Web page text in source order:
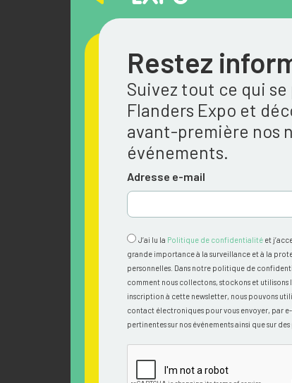
Restez
Suivez tout ce qui se
Flanders Expo et
avant-première nos
événements.
Adresse e-mail
J’ai lu la Politique de confidentialité et
grande importance à la surveillance et à la
personnelles. Dans notre politique de
comment nous collectons, stockons et utilisons
inscription à cette newsletter, nous pouvons
contact électroniques pour vous envoyer, par
pertinentes sur nos événements ainsi que sur